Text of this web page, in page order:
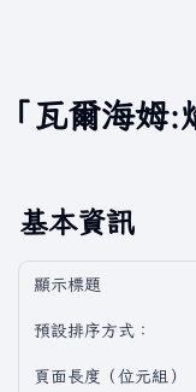
「瓦爾海姆
基本資訊
顯示標題
預設排序方式：
頁面長度（位元組）